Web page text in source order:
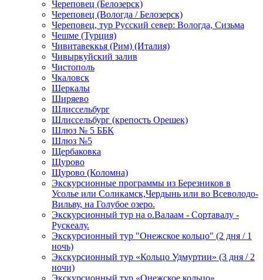
Череповец (Белозерск)
Череповец (Вологда / Белозерск)
Череповец, тур Русский север: Вологда, Сизьма
Чешме (Турция)
Чивитавеккья (Рим) (Италия)
Чивыркуйский залив
Чистополь
Чкаловск
Шеркалы
Ширяево
Шлиссельбург
Шлиссельбург (крепость Орешек)
Шлюз № 5 ББК
Шлюз №5
Щербаковка
Щурово
Щурово (Коломна)
Экскурсионные программы из Березников в
Усолье или Соликамск,Чердынь или во Всеволодо-
Вильву, на Голубое озеро.
Экскурсионный тур на о.Валаам - Сортавалу -
Рускеалу.
Экскурсионный тур "Онежское кольцо" (2 дня / 1
ночь)
Экскурсионный тур «Кольцо Удмуртии» (3 дня / 2
ночи)
Экскурсионный тур «Онежское кольцо»